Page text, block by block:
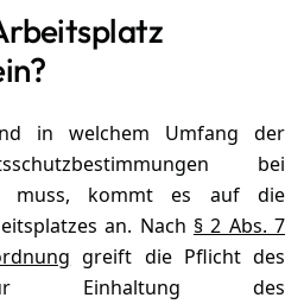
in welchem Umfang der
bei
muss, kommt es auf die
an. Nach § 2 Abs. 7
greift die Pflicht des
Einhaltung des